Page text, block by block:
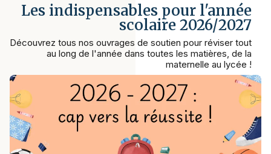
Les indispensables pour l'année
scolaire 2026/2027
Découvrez tous nos ouvrages de soutien pour réviser tout
au long de l'année dans toutes les matières, de la
maternelle au lycée !